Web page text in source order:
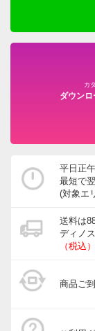
カ
ダウン
平日正
最短で
(対象エ
送料は
ディノ
（税込
商品ご